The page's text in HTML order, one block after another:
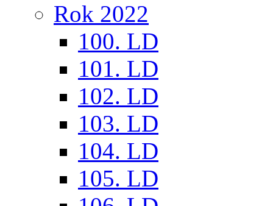
Rok 2022
100. LD
101. LD
102. LD
103. LD
104. LD
105. LD